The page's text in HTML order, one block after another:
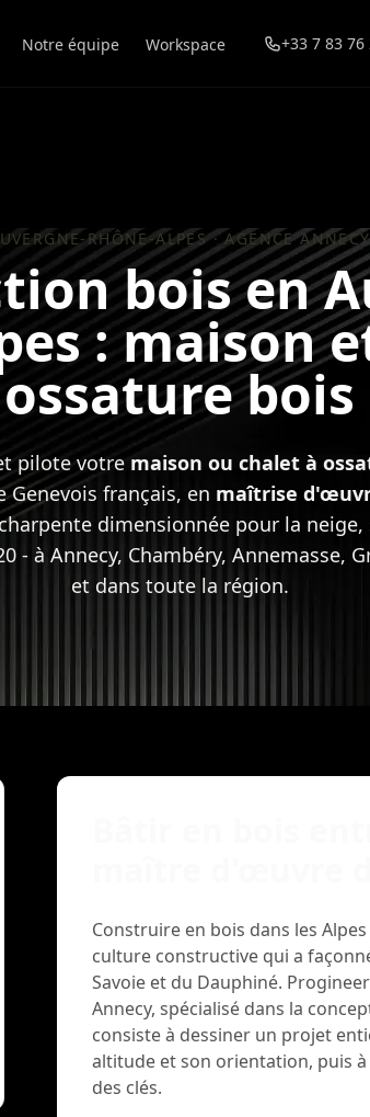
Notre équipe Workspace +33 7 83 76
RHÔNE-ALPES · AGENCE ANNECY
bois en
: maison
ossature bois
pilote votre maison ou chalet à
Genevois français, en maîtrise
dimensionnée pour la
- à Annecy, Chambéry, Annemasse,
et dans toute la région.
Construire en bois dans les
culture constructive qui a
Savoie et du Dauphiné.
Annecy, spécialisé dans la
consiste à dessiner un projet
altitude et son orientation, puis
des clés.